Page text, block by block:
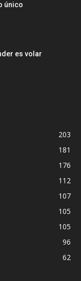
único
es volar
203
181
176
112
107
105
105
96
62